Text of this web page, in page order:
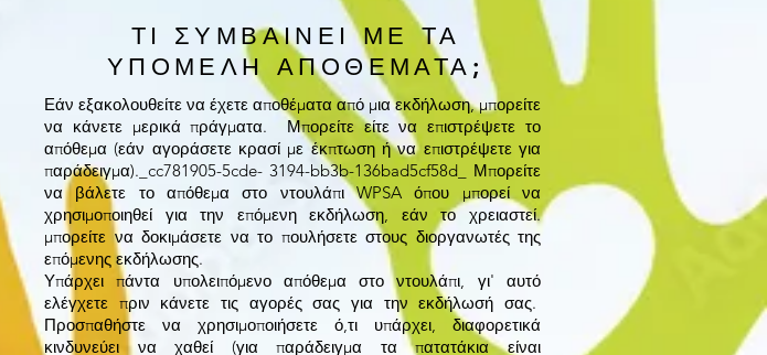
ΤΙ ΣΥΜΒΑΙΝΕΙ ΜΕ ΤΑ
ΥΠΟΜΕΛΗ ΑΠΟΘΕΜΑΤΑ;
Εάν εξακολουθείτε να έχετε αποθέματα από μια εκδήλωση, μπορείτε
να κάνετε μερικά πράγματα. Μπορείτε είτε να επιστρέψετε το
απόθεμα (εάν αγοράσετε κρασί με έκπτωση ή να επιστρέψετε για
παράδειγμα)._cc781905-5cde- 3194-bb3b-136bad5cf58d_ Μπορείτε
να βάλετε το απόθεμα στο ντουλάπι WPSA όπου μπορεί να
χρησιμοποιηθεί για την επόμενη εκδήλωση, εάν το χρειαστεί.
μπορείτε να δοκιμάσετε να το πουλήσετε στους διοργανωτές της
επόμενης εκδήλωσης.
Υπάρχει πάντα υπολειπόμενο απόθεμα στο ντουλάπι, γι' αυτό
ελέγχετε πριν κάνετε τις αγορές σας για την εκδήλωσή σας.
Προσπαθήστε να χρησιμοποιήσετε ό,τι υπάρχει, διαφορετικά
κινδυνεύει να χαθεί (για παράδειγμα τα πατατάκια είναι